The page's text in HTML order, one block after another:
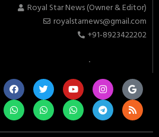
Royal Star News (Owner & Editor)
royalstarnews@gmail.com
+91-8923422202